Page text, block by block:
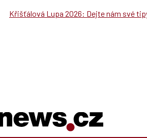
Křišťálová Lupa 2026: Dejte nám své